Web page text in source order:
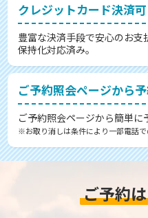
クレジットカード決済可
豊富な決済手段で安心のお
保持化対応済み。
ご予約照会ページから
ご予約照会ページから簡単に
※お取り消しは条件により一部電話
ご予約